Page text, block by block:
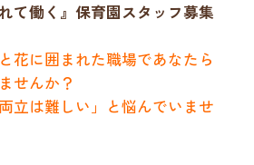
て働く』保育園スタッフ募集
花に囲まれた職場であなたら
せんか？
立は難しい」と悩んでいませ